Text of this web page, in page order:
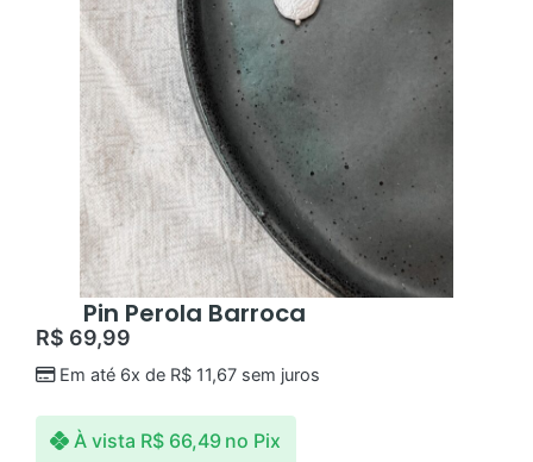
Pin Perola Barroca
R$ 69,99
Em até 6x de R$11,67sem juros
À vista R$66,49 no Pix